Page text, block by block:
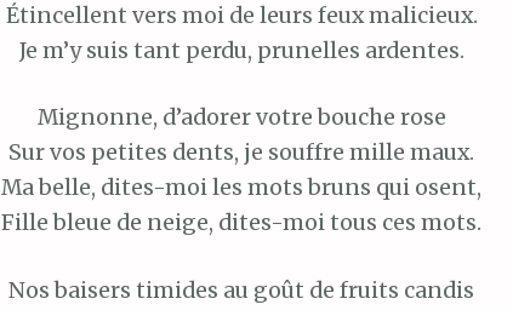
Étincellent vers moi de leurs feux malicieux.
Je m’y suis tant perdu, prunelles ardentes.
Mignonne, d’adorer votre bouche rose
Sur vos petites dents, je souffre mille maux.
Ma belle, dites-moi les mots bruns qui osent,
Fille bleue de neige, dites-moi tous ces mots.
Nos baisers timides au goût de fruits candis